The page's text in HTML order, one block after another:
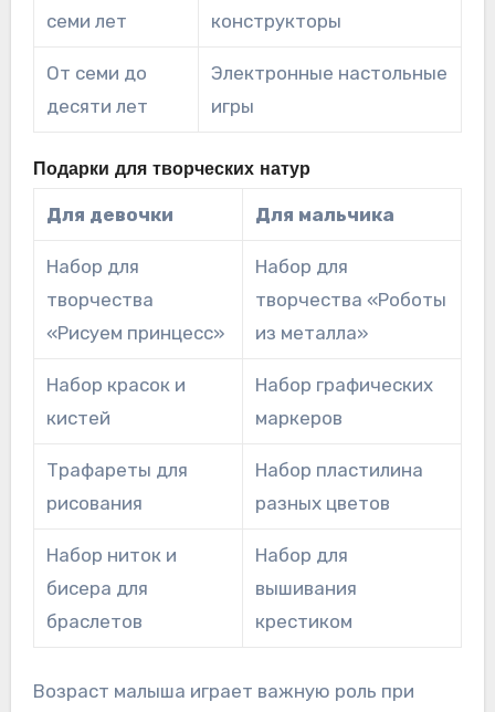
семи лет
конструкторы
От семи до
десяти лет
Электронные настольные
игры
Подарки для творческих натур
Для девочки Для мальчика
Набор для
творчества
«Рисуем принцесс»
Набор для
творчества «Роботы
из металла»
Набор красок и
кистей
Набор графических
маркеров
Трафареты для
рисования
Набор пластилина
разных цветов
Набор ниток и
бисера для
браслетов
Набор для
вышивания
крестиком
Возраст малыша играет важную роль при